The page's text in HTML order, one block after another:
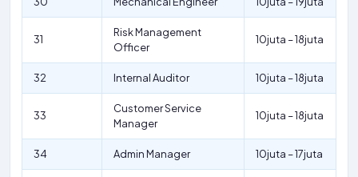
31
Risk Management
Officer
10juta – 18juta
32 Internal Auditor 10juta – 18juta
33
Customer Service
Manager
10juta – 18juta
34 Admin Manager 10juta – 17juta